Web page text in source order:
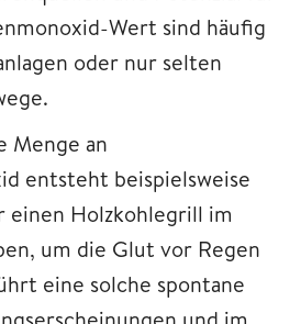
Wert sind häufig
oder nur selten
Menge an
entsteht beispielsweise
einen Holzkohlegrill im
um die Glut vor Regen
eine solche spontane